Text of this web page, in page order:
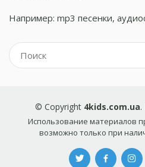
Например: mp3 песенки,
© Copyright 4kids.com.ua
Использование материалов
возможно только при